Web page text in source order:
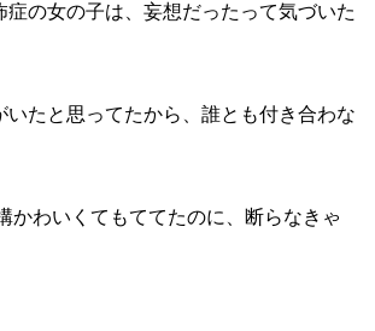
の女の子は、妄想だったって気づいた
いたと思ってたから、誰とも付き合わな
かわいくてもててたのに、断らなきゃ